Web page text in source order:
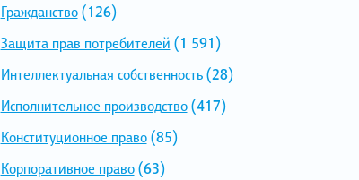
Гражданство(126)
Защита прав потребителей (1 591)
Интеллектуальная собственность(28)
Исполнительное производство(417)
Конституционное право(85)
Корпоративное право(63)